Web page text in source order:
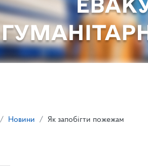
Новини Як запобігти пожежам